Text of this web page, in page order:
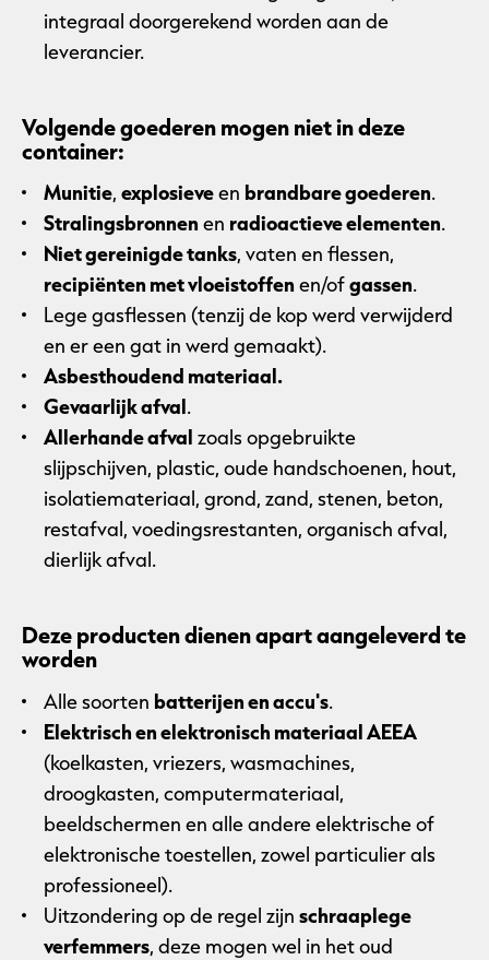
integraal doorgerekend worden aan de
leverancier.
Volgende goederen mogennietin deze
container:
Munitie, explosieveen brandbare goederen.
Stralingsbronnen en radioactieve elementen.
Niet gereinigde tanks, vaten en flessen,
recipiënten met vloeistoffen en/ofgassen.
Lege gasflessen (tenzij de kop werd verwijderd
en er een gat in werd gemaakt).
Asbesthoudend materiaal.
Gevaarlijk afval.
Allerhande afval zoals opgebruikte
slijpschijven, plastic, oude handschoenen, hout,
isolatiemateriaal, grond, zand, stenen, beton,
restafval, voedingsrestanten, organisch afval,
dierlijk afval.
Deze producten dienen apart aangeleverd te
worden
Alle soorten batterijen en accu's.
Elektrisch en elektronisch materiaal AEEA
(koelkasten, vriezers, wasmachines,
droogkasten, computermateriaal,
beeldschermen en alle andere elektrische of
elektronische toestellen, zowel particulier als
professioneel).
Uitzondering op de regel zijn schraaplege
verfemmers, deze mogen wel in het oud